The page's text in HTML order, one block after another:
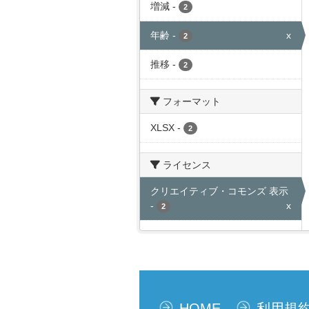
増減 - 2
年齢 - 2 x
推移 - 2
フォーマット
XLSX - 2
ライセンス
クリエイティブ・コモンズ 表示
-
2 x